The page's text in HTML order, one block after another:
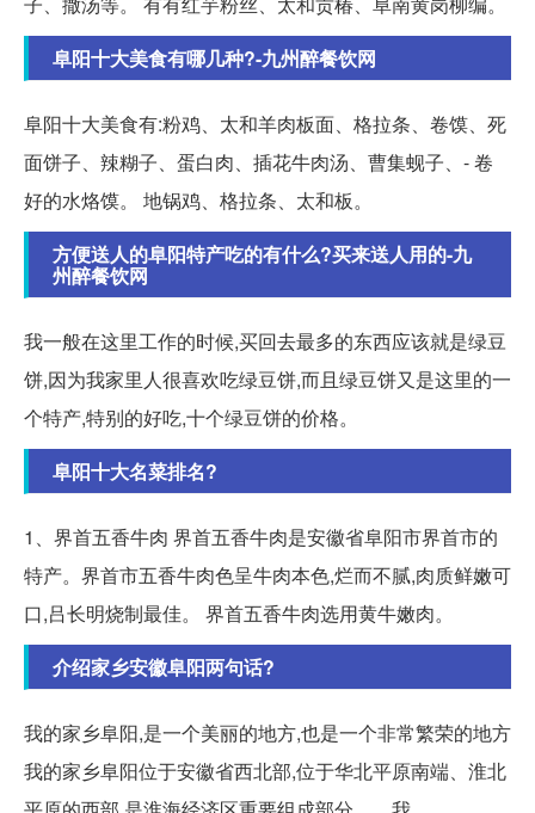
阜阳十大美食有哪几种?-九州醉餐饮网
阜阳十大美食有:粉鸡、太和羊肉板面、格拉条、卷馍、死
面饼子、辣糊子、蛋白肉、插花牛肉汤、曹集蚬子、- 卷
好的水烙馍。 地锅鸡、格拉条、太和板。
方便送人的阜阳特产吃的有什么?买来送人用的-九
州醉餐饮网
我一般在这里工作的时候,买回去最多的东西应该就是绿豆
饼,因为我家里人很喜欢吃绿豆饼,而且绿豆饼又是这里的一
个特产,特别的好吃,十个绿豆饼的价格。
阜阳十大名菜排名?
1、界首五香牛肉 界首五香牛肉是安徽省阜阳市界首市的
特产。界首市五香牛肉色呈牛肉本色,烂而不腻,肉质鲜嫩可
口,吕长明烧制最佳。 界首五香牛肉选用黄牛嫩肉。
介绍家乡安徽阜阳两句话?
我的家乡阜阳,是一个美丽的地方,也是一个非常繁荣的地方
我的家乡阜阳位于安徽省西北部,位于华北平原南端、淮北